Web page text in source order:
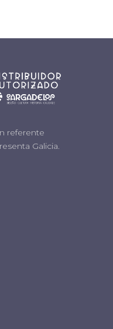
referente
Galicia.